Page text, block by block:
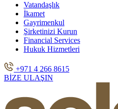
Vatandaşlık
İkamet
Gayrimenkul
Şirketinizi Kurun
Financial Services
Hukuk Hizmetleri
+971 4 266 8615
BİZE ULAŞIN